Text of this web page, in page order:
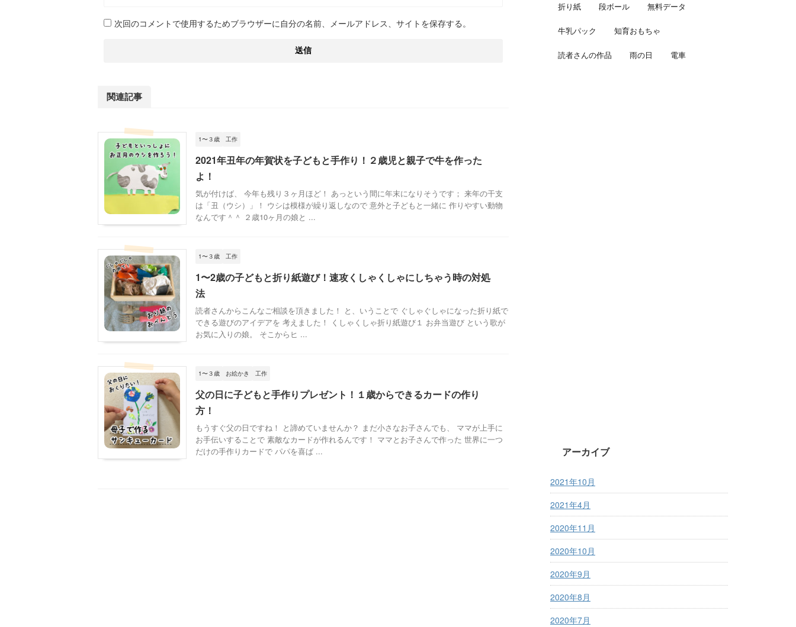
次回のコメントで使用するためブラウザーに自分の名前、メールアドレス、サイトを保存する。
関連記事
1〜３歳 工作
2021年丑年の年賀状を子どもと手作り！２歳児と親子で牛を作った
よ！
気が付けば、 今年も残り３ヶ月ほど！ あっという間に年末になりそうです； 来年の干支
は「丑（ウシ）」！ ウシは模様が繰り返しなので 意外と子どもと一緒に 作りやすい動物
なんです＾＾ ２歳10ヶ月の娘と ...
1〜３歳 工作
1〜2歳の子どもと折り紙遊び！速攻くしゃくしゃにしちゃう時の対処
法
読者さんからこんなご相談を頂きました！ と、いうことで ぐしゃぐしゃになった折り紙で
できる遊びのアイデアを 考えました！ くしゃくしゃ折り紙遊び１ お弁当遊び という歌が
お気に入りの娘。 そこからヒ ...
1〜３歳 お絵かき 工作
父の日に子どもと手作りプレゼント！１歳からできるカードの作り
方！
もうすぐ父の日ですね！ と諦めていませんか？ まだ小さなお子さんでも、 ママが上手に
お手伝いすることで 素敵なカードが作れるんです！ ママとお子さんで作った 世界に一つ
だけの手作りカードで パパを喜ば ...
折り紙 段ボール 無料データ
牛乳パック 知育おもちゃ
読者さんの作品 雨の日 電車
アーカイブ
2021年10月
2021年4月
2020年11月
2020年10月
2020年9月
2020年8月
2020年7月